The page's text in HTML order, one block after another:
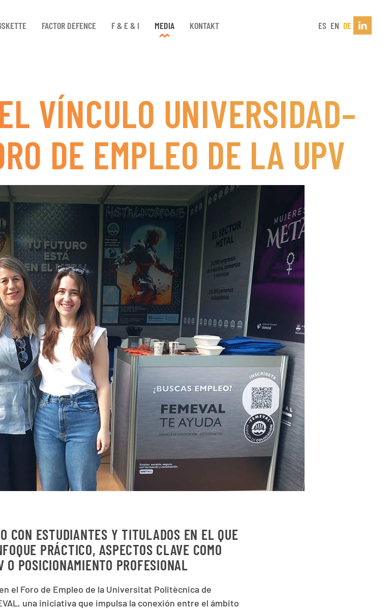
FACTOR DEFENCE F & E & I MEDIA KONTAKT ES EN DE
VÍNCULO UNIVERSIDAD–
DE EMPLEO DE LA UPV
CON ESTUDIANTES Y TITULADOS EN EL QUE
PRÁCTICO, ASPECTOS CLAVE COMO
O POSICIONAMIENTO PROFESIONAL
el Foro de Empleo de la Universitat Politècnica de
una iniciativa que impulsa la conexión entre el ámbito